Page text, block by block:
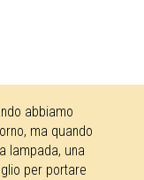
abbiamo
ma quando
lampada, una
per portare